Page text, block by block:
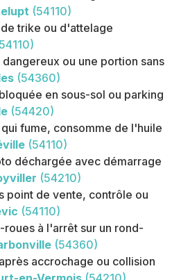
(54110)
trike ou d'attelage
ou une portion sans
(54360)
en sous-sol ou parking
(54420)
fume, consomme de l'huile
(54110)
déchargée avec démarrage
(54210)
point de vente, contrôle ou
(54110)
à l'arrêt sur un rond-
(54360)
accrochage ou collision